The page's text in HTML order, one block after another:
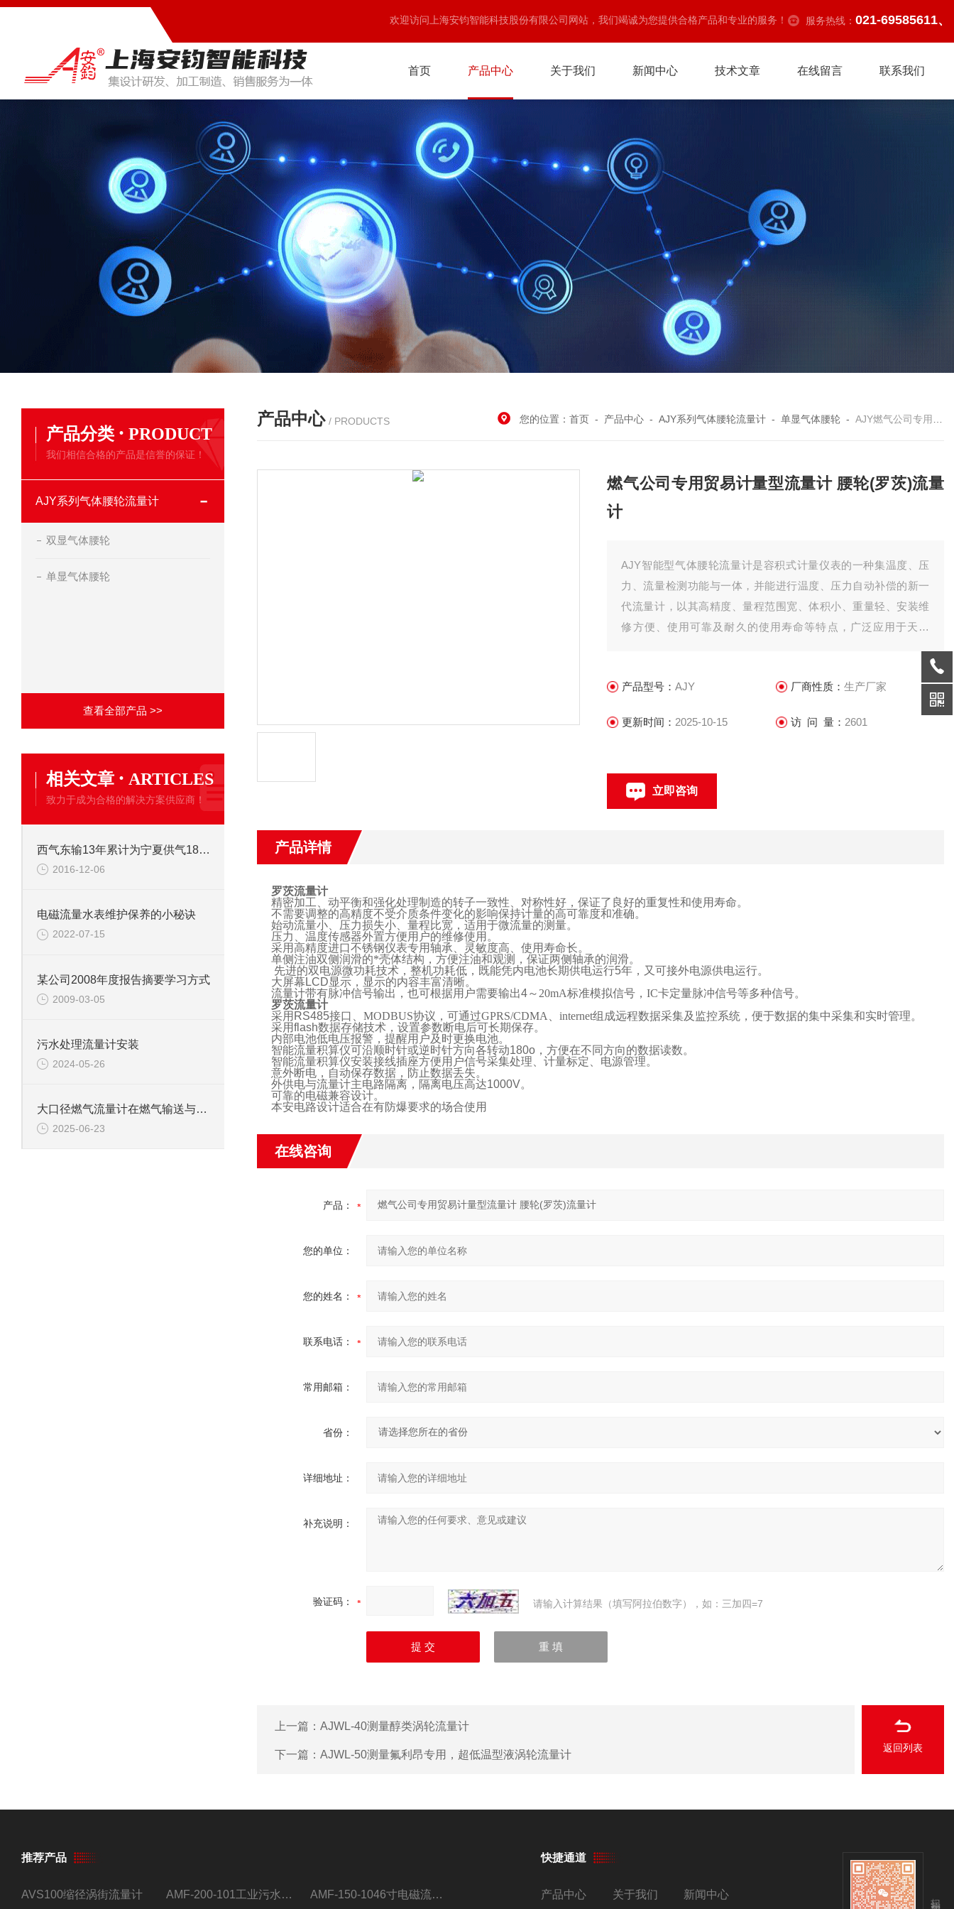
欢迎访问上海安钧智能科技股份有限公司网站，我们竭诚为您提供合格产品和专业的服务！ 服务热线： 021-69585611、
首页 产品中心 关于我们 新闻中心 技术文章 在线留言 联系我们
产品分类 · PRODUCT
我们相信合格的产品是信誉的保证！
AJY系列气体腰轮流量计
双显气体腰轮
单显气体腰轮
查看全部产品 >>
相关文章 · ARTICLES
致力于成为合格的解决方案供应商！
西气东输13年累计为宁夏供气187亿立方米
2016-12-06
电磁流量水表维护保养的小秘诀
2022-07-15
某公司2008年度报告摘要学习方式
2009-03-05
污水处理流量计安装
2024-05-26
大口径燃气流量计在燃气输送与应用环节发挥着关键的作用
2025-06-23
产品中心 / PRODUCTS 您的位置：首页 - 产品中心 -AJY系列气体腰轮流量计 -单显气体腰轮 -AJY燃气公司专用贸易计量型流量计 腰轮(罗茨)流量计
燃气公司专用贸易计量型流量计 腰轮(罗茨)流量
计
AJY智能型气体腰轮流量计是容积式计量仪表的一种集温度、压
力、流量检测功能与一体，并能进行温度、压力自动补偿的新一
代流量计，以其高精度、量程范围宽、体积小、重量轻、安装维
修方便、使用可靠及耐久的使用寿命等特点，广泛应用于天然
产品型号：AJY 厂商性质： 生产厂家
更新时间： 2025-10-15 访 问 量： 2601
立即咨询
产品详情
罗茨流量计
精密加工、动平衡和强化处理制造的转子一致性、对称性好，保证了良好的重复性和使用寿命。
不需要调整的高精度不受介质条件变化的影响保持计量的高可靠度和准确。
始动流量小、压力损失小、量程比宽，适用于微流量的测量。
压力、温度传感器外置方便用户的维修使用。
采用高精度进口不锈钢仪表专用轴承、灵敏度高、使用寿命长。
单侧注油双侧润滑的*壳体结构，方便注油和观测，保证两侧轴承的润滑。
先进的双电源微功耗技术，整机功耗低，既能凭内电池长期供电运行5年，又可接外电源供电运行。
大屏幕 LCD显示，显示的内容丰富清晰。
流量计带有脉冲信号输出，也可根据用户需要输出4～ 20mA标准模拟信号， IC卡定量脉冲信号等多种信号。
罗茨流量计
采用 RS485接口、 MODBUS协议，可通过GPRS/CDMA internet组成远程数据采集及监控系统，便于数据的集中采集和实时管理。
采用flash数据存储技术，设置参数断电后可长期保存。
内部电池低电压报警，提醒用户及时更换电池。
智能流量积算仪可沿顺时针或逆时针方向各转动180o，方便在不同方向的数据读数。
智能流量积算仪安装接线插座方便用户信号采集处理、计量标定、电源管理。
意外断电，自动保存数据，防止数据丢失。
外供电与流量计主电路隔离，隔离电压高达1000V。
可靠的电磁兼容设计。
本安电路设计适合在有防爆要求的场合使用
在线咨询
产品：
您的单位：
您的姓名：
联系电话：
常用邮箱：
省份：
详细地址：
补充说明：
验证码： 请输入计算结果（填写阿拉伯数字），如：三加四=7
上一篇： AJWL-40测量醇类涡轮流量计
下一篇： AJWL-50测量氟利昂专用，超低温型液涡轮流量计
返回列表
推荐产品
AVS100缩径涡街流量计 AMF-200-101工业污水流量计 AMF-150-1046寸电磁流量计
快捷通道
产品中心 关于我们 新闻中心